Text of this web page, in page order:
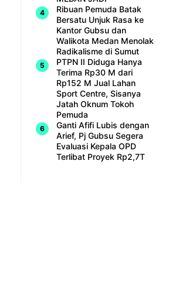
Ribuan Pemuda Batak
Bersatu Unjuk Rasa ke
Kantor Gubsu dan
Walikota Medan Menolak
Radikalisme di Sumut
PTPN II Diduga Hanya
Terima Rp30 M dari
Rp152 M Jual Lahan
Sport Centre, Sisanya
Jatah Oknum Tokoh
Pemuda
Ganti Afifi Lubis dengan
Arief, Pj Gubsu Segera
Evaluasi Kepala OPD
Terlibat Proyek Rp2,7T